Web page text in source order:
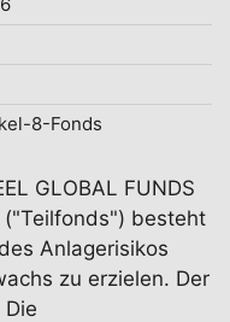
8-Fonds
GLOBAL FUNDS
("Teilfonds") besteht
Anlagerisikos
zu erzielen. Der